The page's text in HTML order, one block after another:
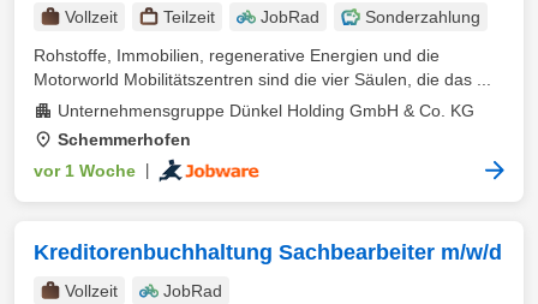
Vollzeit Teilzeit JobRad
Sonderzahlung
Rohstoffe, Immobilien, regenerative Energien und die
Motorworld Mobilitätszentren sind die vier Säulen, die das ...
Unternehmensgruppe Dünkel Holding GmbH & Co. KG
Schemmerhofen
vor 1 Woche
Kreditorenbuchhaltung Sachbearbeiter m/w/d
Vollzeit
JobRad